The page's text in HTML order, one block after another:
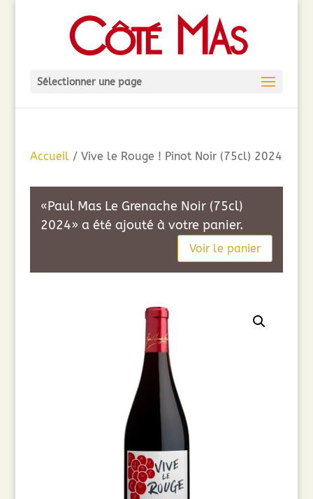
Sélectionner une page
Accueil/ Vive le Rouge ! Pinot Noir (75cl) 2024
«Paul Mas Le Grenache Noir (75cl)
2024» a été ajouté à votre panier.
Voir le panier